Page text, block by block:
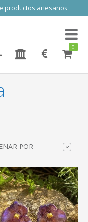
productos artesanos
Toggle
0
POR